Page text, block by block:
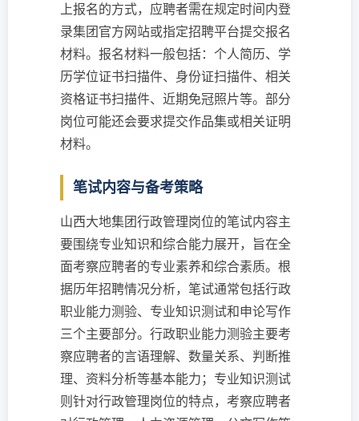
上报名的方式，应聘者需在规定时间内登
录集团官方网站或指定招聘平台提交报名
材料。报名材料一般包括：个人简历、学
历学位证书扫描件、身份证扫描件、相关
资格证书扫描件、近期免冠照片等。部分
岗位可能还会要求提交作品集或相关证明
材料。
笔试内容与备考策略
山西大地集团行政管理岗位的笔试内容主
要围绕专业知识和综合能力展开，旨在全
面考察应聘者的专业素养和综合素质。根
据历年招聘情况分析，笔试通常包括行政
职业能力测验、专业知识测试和申论写作
三个主要部分。行政职业能力测验主要考
察应聘者的言语理解、数量关系、判断推
理、资料分析等基本能力；专业知识测试
则针对行政管理岗位的特点，考察应聘者